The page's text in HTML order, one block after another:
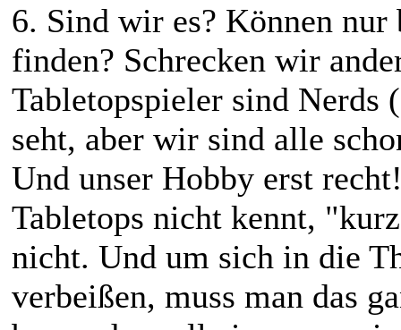
6. Sind wir es? Können
finden? Schrecken wir
Tabletopspieler sind Nerds
seht, aber wir sind alle
Und unser Hobby erst
Tabletops nicht kennt,
nicht. Und um sich in die
verbeißen, muss man das